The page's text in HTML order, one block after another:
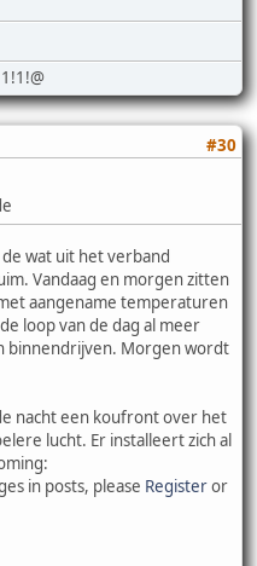
#30
wat uit het verband
Vandaag en morgen zitten
aangename temperaturen
loop van de dag al meer
binnendrijven. Morgen wordt
nacht een koufront over het
lucht. Er installeert zich al
in posts, please Registeror